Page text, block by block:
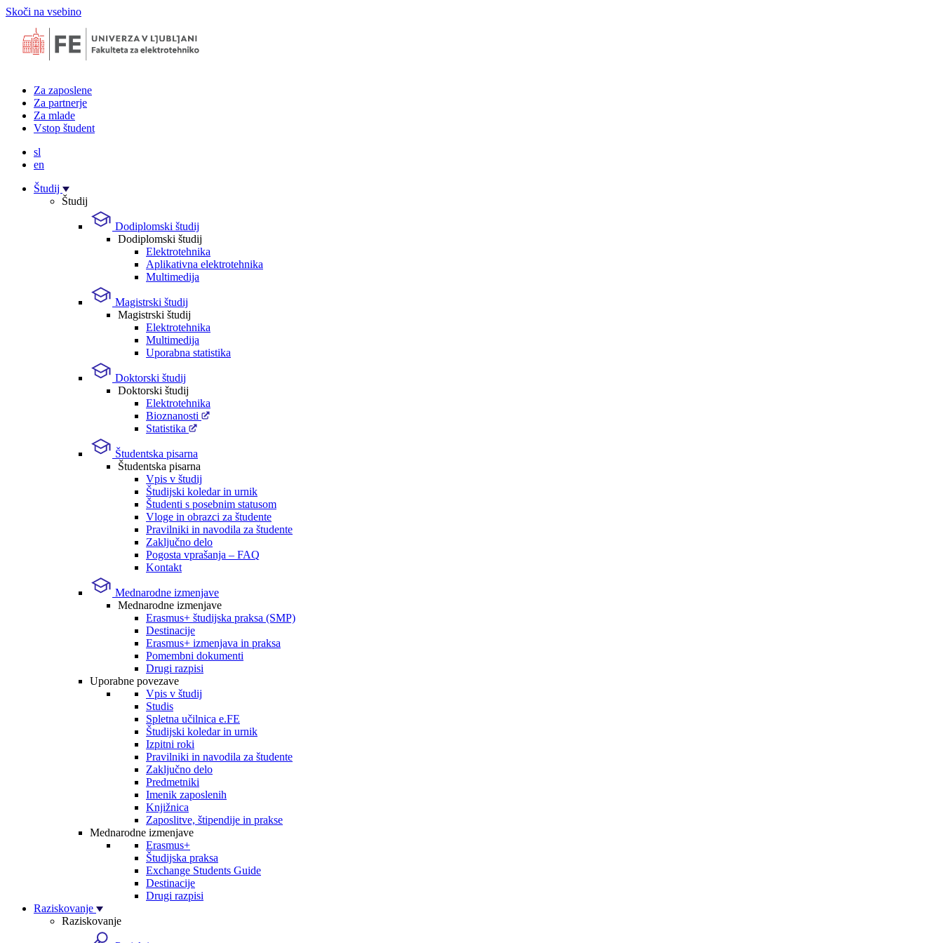
Skoči na vsebino
Za zaposlene
Za partnerje
Za mlade
Vstop študent
sl
en
Študij
Študij
Dodiplomski študij
Dodiplomski študij
Elektrotehnika
Aplikativna elektrotehnika
Multimedija
Magistrski študij
Magistrski študij
Elektrotehnika
Multimedija
Uporabna statistika
Doktorski študij
Doktorski študij
Elektrotehnika
Bioznanosti
Statistika
Študentska pisarna
Študentska pisarna
Vpis v študij
Študijski koledar in urnik
Študenti s posebnim statusom
Vloge in obrazci za študente
Pravilniki in navodila za študente
Zaključno delo
Pogosta vprašanja – FAQ
Kontakt
Mednarodne izmenjave
Mednarodne izmenjave
Erasmus+ študijska praksa (SMP)
Destinacije
Erasmus+ izmenjava in praksa
Pomembni dokumenti
Drugi razpisi
Uporabne povezave
Vpis v študij
Studis
Spletna učilnica e.FE
Študijski koledar in urnik
Izpitni roki
Pravilniki in navodila za študente
Zaključno delo
Predmetniki
Imenik zaposlenih
Knjižnica
Zaposlitve, štipendije in prakse
Mednarodne izmenjave
Erasmus+
Študijska praksa
Exchange Students Guide
Destinacije
Drugi razpisi
Raziskovanje
Raziskovanje